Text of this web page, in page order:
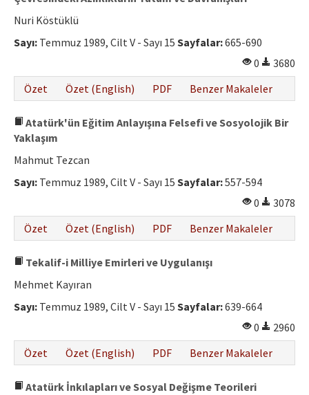
Nuri Köstüklü
Sayı: Temmuz 1989, Cilt V - Sayı 15 Sayfalar:665-690
0
3680
Özet
Özet (English) PDF Benzer Makaleler
Atatürk'ün Eğitim Anlayışına Felsefi ve Sosyolojik Bir
Yaklaşım
Mahmut Tezcan
Sayı: Temmuz 1989, Cilt V - Sayı 15 Sayfalar:557-594
0
3078
Özet
Özet (English) PDF Benzer Makaleler
Tekalif-i Milliye Emirleri ve Uygulanışı
Mehmet Kayıran
Sayı: Temmuz 1989, Cilt V - Sayı 15 Sayfalar:639-664
0
2960
Özet
Özet (English) PDF Benzer Makaleler
Atatürk İnkılapları ve Sosyal Değişme Teorileri